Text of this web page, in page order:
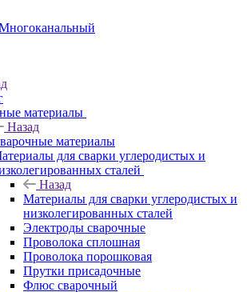
материалы
Назад
материалы
для сварки углеродистых и
сталей
Назад
Материалы для сварки углеродистых и
низколегированных сталей
Электроды сварочные
Проволока сплошная
Проволока порошковая
Прутки присадочные
Флюс сварочный